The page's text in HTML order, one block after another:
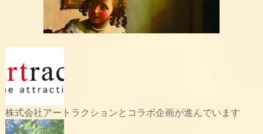
株式会社アートラクションとコラボ企画が進んでいます